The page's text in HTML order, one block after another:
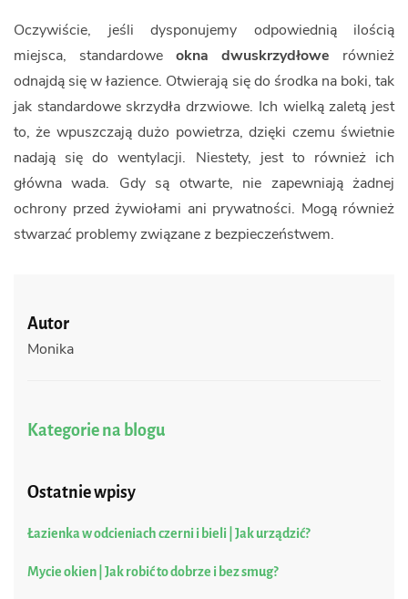
Oczywiście, jeśli dysponujemy odpowiednią ilością
miejsca, standardowe okna dwuskrzydłowe również
odnajdą się w łazience. Otwierają się do środka na boki, tak
jak standardowe skrzydła drzwiowe. Ich wielką zaletą jest
to, że wpuszczają dużo powietrza, dzięki czemu świetnie
nadają się do wentylacji. Niestety, jest to również ich
główna wada. Gdy są otwarte, nie zapewniają żadnej
ochrony przed żywiołami ani prywatności. Mogą również
stwarzać problemy związane z bezpieczeństwem.
Autor
Monika
Kategorie na blogu
Ostatnie wpisy
Łazienka w odcieniach czerni i bieli | Jak urządzić?
Mycie okien | Jak robić to dobrze i bez smug?